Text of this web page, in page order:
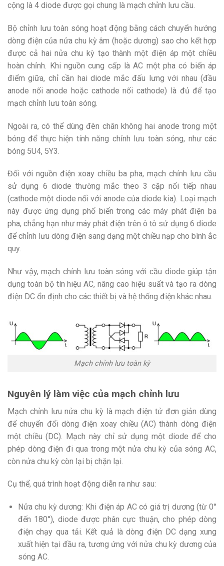
cộng là 4 diode được gọi chung là mạch chỉnh lưu cầu.
Bộ chỉnh lưu toàn sóng hoạt động bằng cách chuyển hướng
dòng điện của nửa chu kỳ âm (hoặc dương) sao cho kết hợp
được cả hai nửa chu kỳ tạo thành một điện áp một chiều
hoàn chỉnh. Khi nguồn cung cấp là AC một pha có biến áp
điểm giữa, chỉ cần hai diode mắc đấu lưng với nhau (đầu
anode nối anode hoặc cathode nối cathode) là đủ để tạo
mạch chỉnh lưu toàn sóng.
Ngoài ra, có thể dùng đèn chân không hai anode trong một
bóng để thực hiện tính năng chỉnh lưu toàn sóng, như các
bóng 5U4, 5Y3.
Đối với nguồn điện xoay chiều ba pha, mạch chỉnh lưu cầu
sử dụng 6 diode thường mắc theo 3 cặp nối tiếp nhau
(cathode một diode nối với anode của diode kia). Loại mạch
này được ứng dụng phổ biến trong các máy phát điện ba
pha, chẳng hạn như máy phát điện trên ô tô sử dụng 6 diode
để chỉnh lưu dòng điện sang dạng một chiều nạp cho bình ắc
quy.
Như vậy, mạch chỉnh lưu toàn sóng với cầu diode giúp tận
dụng toàn bộ tín hiệu AC, nâng cao hiệu suất và tạo ra dòng
điện DC ổn định cho các thiết bị và hệ thống điện khác nhau.
Mạch chỉnh lưu toàn kỳ
Nguyên lý làm việc của mạch chỉnh lưu
Mạch chỉnh lưu nửa chu kỳ là mạch điện tử đơn giản dùng
để chuyển đổi dòng điện xoay chiều (AC) thành dòng điện
một chiều (DC). Mạch này chỉ sử dụng một diode để cho
phép dòng điện đi qua trong một nửa chu kỳ của sóng AC,
còn nửa chu kỳ còn lại bị chặn lại.
Cụ thể, quá trình hoạt động diễn ra như sau:
Nửa chu kỳ dương: Khi điện áp AC có giá trị dương (từ 0°
đến 180°), diode được phân cực thuận, cho phép dòng
điện chạy qua tải. Kết quả là dòng điện DC dạng xung
xuất hiện tại đầu ra, tương ứng với nửa chu kỳ dương của
sóng AC.